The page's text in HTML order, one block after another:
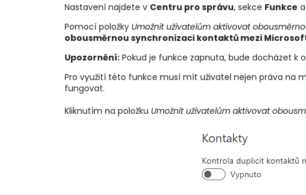
Nastavení najdete v Centru pro správu, sekce Funkce
Pomocí položky Umožnit uživatelům aktivovat
obousměrnou synchronizaci kontaktů mezi Microsoft
Upozornění: Pokud je funkce zapnuta, bude docházet k
Pro využití této funkce musí mít uživatel nejen práva na
fungovat.
Kliknutím na položku Umožnit uživatelům aktivovat